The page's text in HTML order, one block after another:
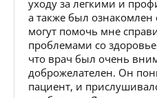
уходу за легкими и
а также был ознакомлен
могут помочь мне
проблемами со
что врач был очень
доброжелателен. Он
пациент, и